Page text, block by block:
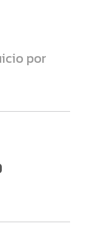
por